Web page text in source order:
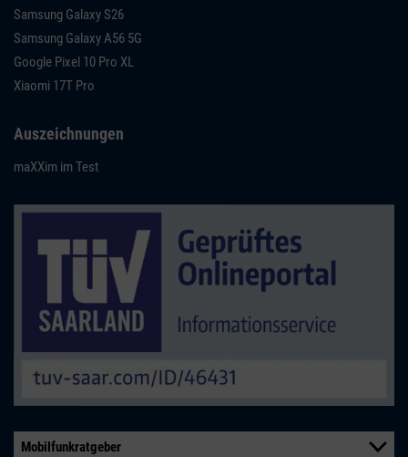
Samsung Galaxy S26
Samsung Galaxy A56 5G
Google Pixel 10 Pro XL
Xiaomi 17T Pro
Auszeichnungen
maXXim im Test
Mobilfunkratgeber